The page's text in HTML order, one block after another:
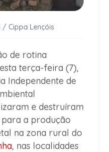
Cippa Lençóis
de rotina
terça-feira (7),
Independente de
e destruíram
a produção
na zona rural do
, nas localidades